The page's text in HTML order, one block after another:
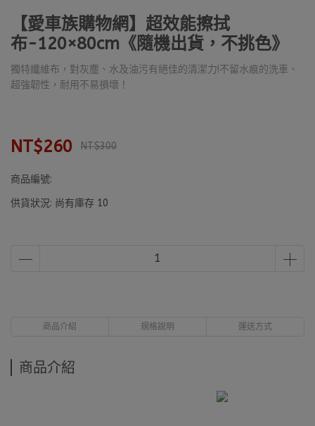
【愛車族購物網】超效能擦拭
布-120×80cm《隨機出貨，不挑色》
獨特纖維布，對灰塵、水及油污有絕佳的清潔力!不留水痕的洗車、
超強韌性，耐用不易損壞！
NT$260 NT$300
商品編號:
供貨狀況: 尚有庫存 10
商品介紹 規格說明 運送方式
商品介紹